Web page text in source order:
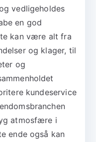
vedligeholdes
en god
kan være alt fra
og klager, til
og
kundeservice
atmosfære i
ende også kan